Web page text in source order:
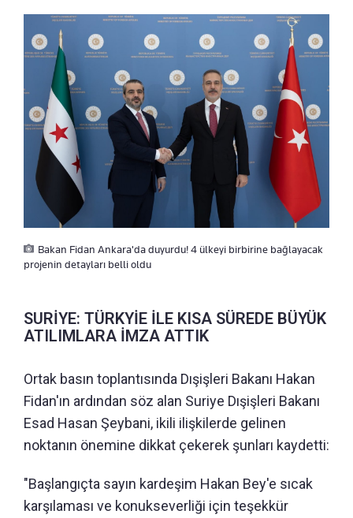
Bakan Fidan Ankara'da duyurdu! 4 ülkeyi birbirine bağlayacak
projenin detayları belli oldu
SURİYE: TÜRKYİE İLE KISA SÜREDE BÜYÜK
ATILIMLARA İMZA ATTIK
Ortak basın toplantısında Dışişleri Bakanı Hakan
Fidan'ın ardından söz alan Suriye Dışişleri Bakanı
Esad Hasan Şeybani, ikili ilişkilerde gelinen
noktanın önemine dikkat çekerek şunları kaydetti:
"Başlangıçta sayın kardeşim Hakan Bey'e sıcak
karşılaması ve konukseverliği için teşekkür